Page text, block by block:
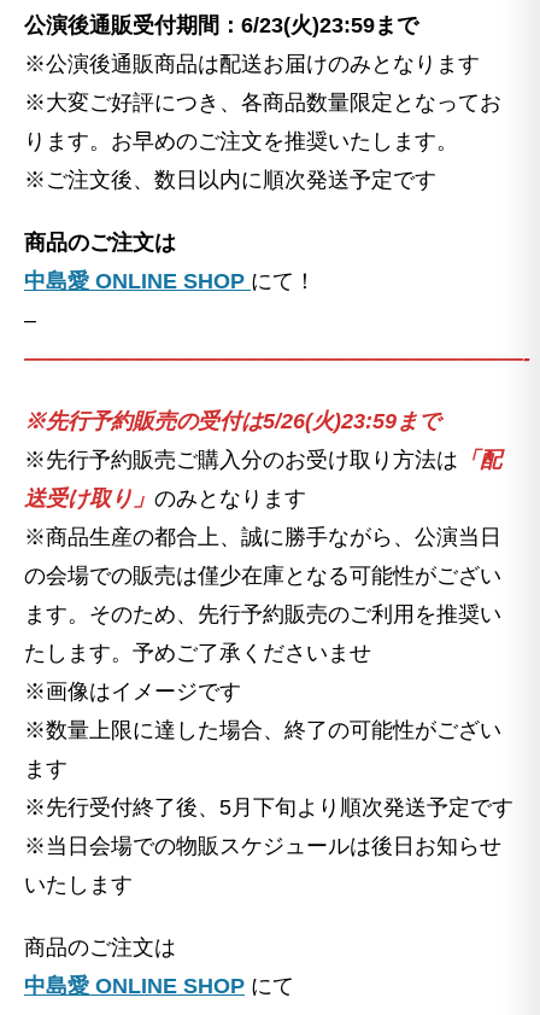
公演後通販受付期間：6/23(火)23:59まで
※公演後通販商品は配送お届けのみとなります
※大変ご好評につき、各商品数量限定となってお
ります。お早めのご注文を推奨いたします。
※ご注文後、数日以内に順次発送予定です
商品のご注文は
中島愛 ONLINE SHOP にて！
–
———————————————————————-
※先行予約販売の受付は5/26(火)23:59まで
※先行予約販売ご購入分のお受け取り方法は 「配
送受け取り」 のみとなります
※商品生産の都合上、誠に勝手ながら、公演当日
の会場での販売は僅少在庫となる可能性がござい
ます。そのため、先行予約販売のご利用を推奨い
たします。予めご了承くださいませ
※画像はイメージです
※数量上限に達した場合、終了の可能性がござい
ます
※先行受付終了後、5月下旬より順次発送予定です
※当日会場での物販スケジュールは後日お知らせ
いたします
商品のご注文は
中島愛 ONLINE SHOP にて